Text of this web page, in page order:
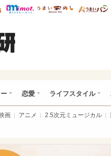
ウレぴあ総研 ディズニー特集
mimot. うまいめし
恋愛 ライフスタイル
画 アニメ 2.5次元ミュージカル